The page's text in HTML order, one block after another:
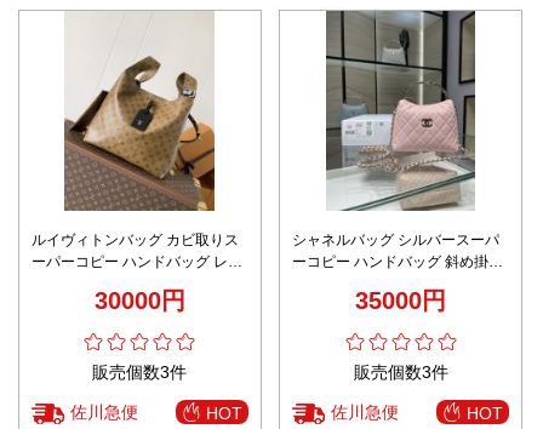
ルイヴィトンバッグ カビ取りス
ーパーコピー ハンドバッグ レザ
30000円
販売個数3件
佐川急便 HOT
シャネルバッグ シルバースーパ
ーコピー ハンドバッグ 斜め掛け
35000円
販売個数3件
佐川急便 HOT